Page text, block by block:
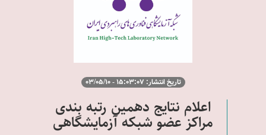
تاریخ انتشار: 15:03:07 - 03/05/10
اعلام نتایج دهمین رتبه بندی
مراکز عضو شبکه آزمایشگاهی